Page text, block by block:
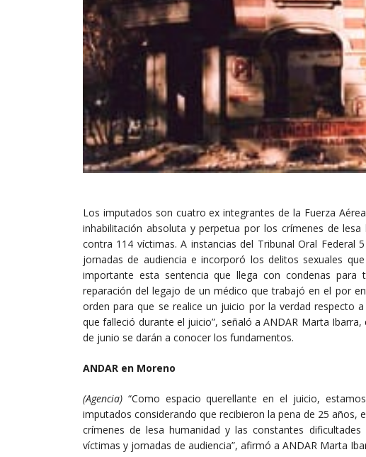
Los imputados son cuatro ex integrantes de la Fuerza
inhabilitación absoluta y perpetua por los crímenes de
contra 114 víctimas. A instancias del Tribunal Oral
jornadas de audiencia e incorporó los delitos sexuales
importante esta sentencia que llega con condenas
reparación del legajo de un médico que trabajó en el por
orden para que se realice un juicio por la verdad respecto
que falleció durante el juicio”, señaló a ANDAR Marta
de junio se darán a conocer los fundamentos.
ANDAR en Moreno
(Agencia) “Como espacio querellante en el juicio,
imputados considerando que recibieron la pena de 25
crímenes de lesa humanidad y las constantes
víctimas y jornadas de audiencia”, afirmó a ANDAR Marta